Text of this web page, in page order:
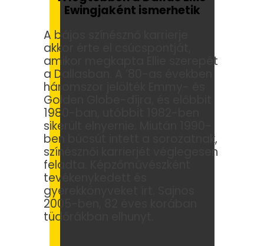
Ewingjaként ismerhetik
A bájos színésznő karrierje
akkor érte el csúcspontját,
amikor megkapta Ellie szerepét
a Dallasban. A ’80-as években
háromszor jelölték Emmy- és
Golden Globe-díjra, és előbbit
1980-ban, utóbbit 1982-ben
sikerült elnyernie. Miután 1990-
ben búcsút intett a sorozatnak,
színésznői karrierjét véglegesen
feladta. Képzőművészként
tevékenykedett és
gyerekkönyveket írt. Sajnos
2005-ben, 82 éves korában
tüdőrákban elhunyt.